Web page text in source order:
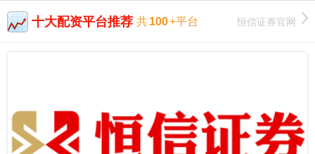
十大配资平台推荐 共100+平台 恒信证券官网